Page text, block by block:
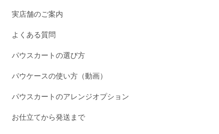
実店舗のご案内
よくある質問
パウスカートの選び方
パウケースの使い方（動画）
パウスカートのアレンジオプション
お仕立てから発送まで